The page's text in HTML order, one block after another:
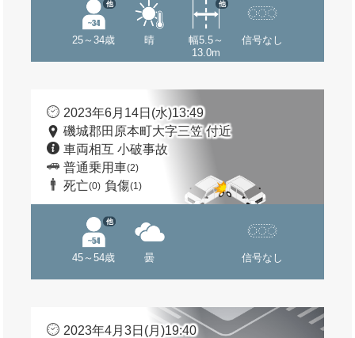
25～34歳
他
晴
幅5.5～
13.0m
他
信号なし
2023年6月14日(水)13:49
磯城郡田原本町大字三笠 付近
車両相互 小破事故
普通乗用車(2)
死亡(0) 負傷(1)
45～54歳
他
曇 信号なし
2023年4月3日(月)19:40